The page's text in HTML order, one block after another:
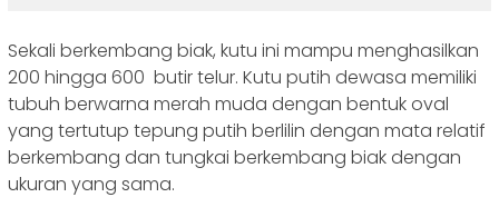
Sekali berkembang biak, kutu ini mampu menghasilkan
200 hingga 600 butir telur. Kutu putih dewasa memiliki
tubuh berwarna merah muda dengan bentuk oval
yang tertutup tepung putih berlilin dengan mata relatif
berkembang dan tungkai berkembang biak dengan
ukuran yang sama.